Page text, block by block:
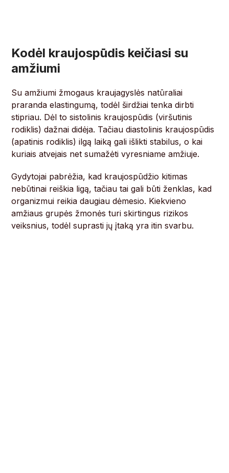
Kodėl kraujospūdis keičiasi su
amžiumi
Su amžiumi žmogaus kraujagyslės natūraliai
praranda elastingumą, todėl širdžiai tenka dirbti
stipriau. Dėl to sistolinis kraujospūdis (viršutinis
rodiklis) dažnai didėja. Tačiau diastolinis kraujospūdis
(apatinis rodiklis) ilgą laiką gali išlikti stabilus, o kai
kuriais atvejais net sumažėti vyresniame amžiuje.
Gydytojai pabrėžia, kad kraujospūdžio kitimas
nebūtinai reiškia ligą, tačiau tai gali būti ženklas, kad
organizmui reikia daugiau dėmesio. Kiekvieno
amžiaus grupės žmonės turi skirtingus rizikos
veiksnius, todėl suprasti jų įtaką yra itin svarbu.